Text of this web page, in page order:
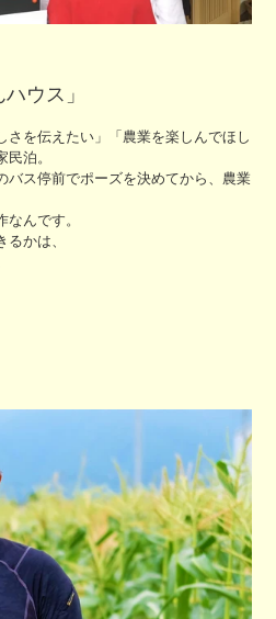
ウス」
さを伝えたい」「農業を楽しんでほし
泊。
バス停前でポーズを決めてから、農業
んです。
かは、